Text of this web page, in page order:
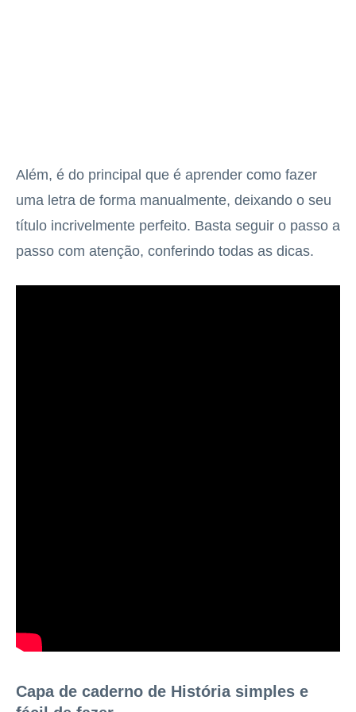
Além, é do principal que é aprender como fazer
uma letra de forma manualmente, deixando o seu
título incrivelmente perfeito. Basta seguir o passo a
passo com atenção, conferindo todas as dicas.
Capa de caderno de História simples e